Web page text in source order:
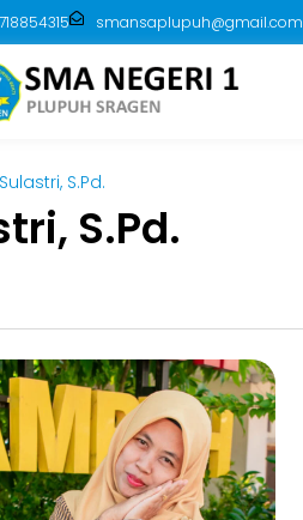
smansaplupuh@gmail.com
Sulastri, S.Pd.
S.Pd.